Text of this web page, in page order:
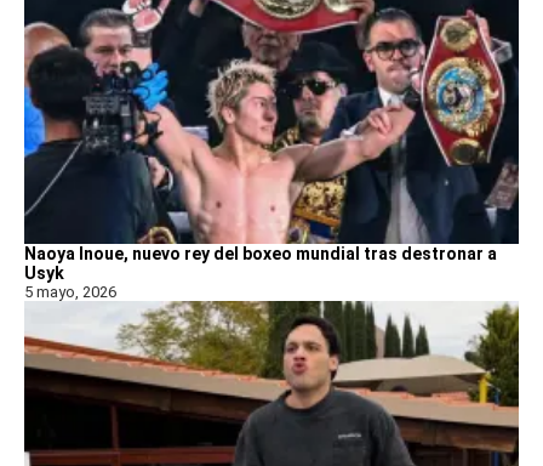
Naoya Inoue, nuevo rey del boxeo mundial tras destronar a
Usyk
5 mayo, 2026